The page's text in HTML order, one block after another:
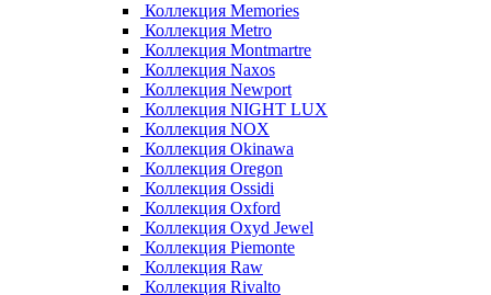
Коллекция Memories
Коллекция Metro
Коллекция Montmartre
Коллекция Naxos
Коллекция Newport
Коллекция NIGHT LUX
Коллекция NOX
Коллекция Okinawa
Коллекция Oregon
Коллекция Ossidi
Коллекция Oxford
Коллекция Oxyd Jewel
Коллекция Piemonte
Коллекция Raw
Коллекция Rivalto